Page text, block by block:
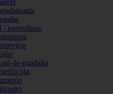
- puertollano
de-guadaíra